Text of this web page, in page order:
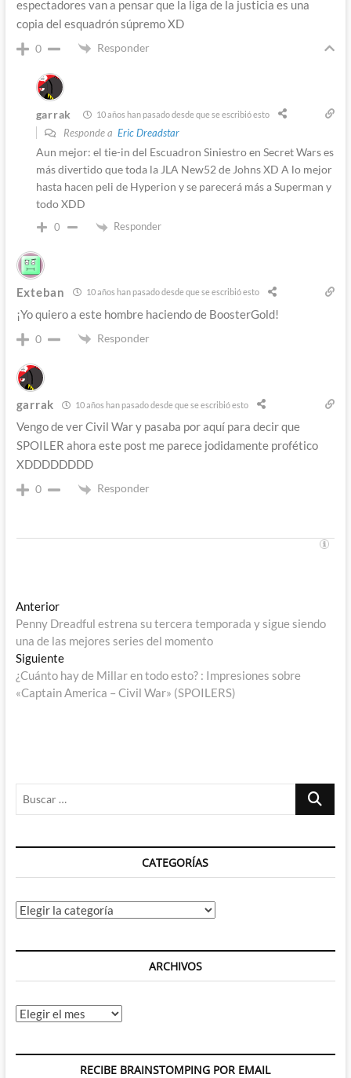
espectadores van a pensar que la liga de la justicia es una
copia del esquadrón súpremo XD
0 Responder
garrak 10 años han pasado desde que se escribió esto
Responde a Eric Dreadstar
Aun mejor: el tie-in del Escuadron Siniestro en Secret Wars es
más divertido que toda la JLA New52 de Johns XD A lo mejor
hasta hacen peli de Hyperion y se parecerá más a Superman y
todo XDD
0 Responder
Exteban 10 años han pasado desde que se escribió esto
¡Yo quiero a este hombre haciendo de BoosterGold!
0 Responder
garrak 10 años han pasado desde que se escribió esto
Vengo de ver Civil War y pasaba por aquí para decir que
SPOILER ahora este post me parece jodidamente profético
XDDDDDDDD
0 Responder
Navegación
de
entradas
AnteriorEntrada
anterior:
Penny Dreadful estrena su tercera temporada y sigue siendo
una de las mejores series del momento
SiguienteEntrada
siguiente:
¿Cuánto hay de Millar en todo esto? : Impresiones sobre
«Captain America – Civil War» (SPOILERS)
Buscar
CATEGORÍAS
Categorías
ARCHIVOS
Archivos
RECIBE BRAINSTOMPING POR EMAIL